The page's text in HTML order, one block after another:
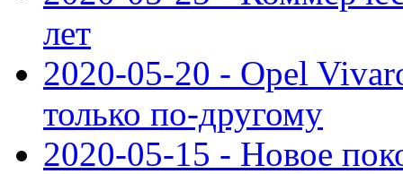
лет
2020-05-20 - Opel
только по-другому
2020-05-15 - Новое